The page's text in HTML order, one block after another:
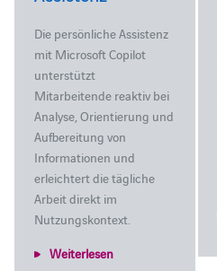
Die persönliche Assistenz
mit Microsoft Copilot
unterstützt
Mitarbeitende reaktiv bei
Analyse, Orientierung und
Aufbereitung von
Informationen und
erleichtert die tägliche
Arbeit direkt im
Nutzungskontext.
Weiterlesen